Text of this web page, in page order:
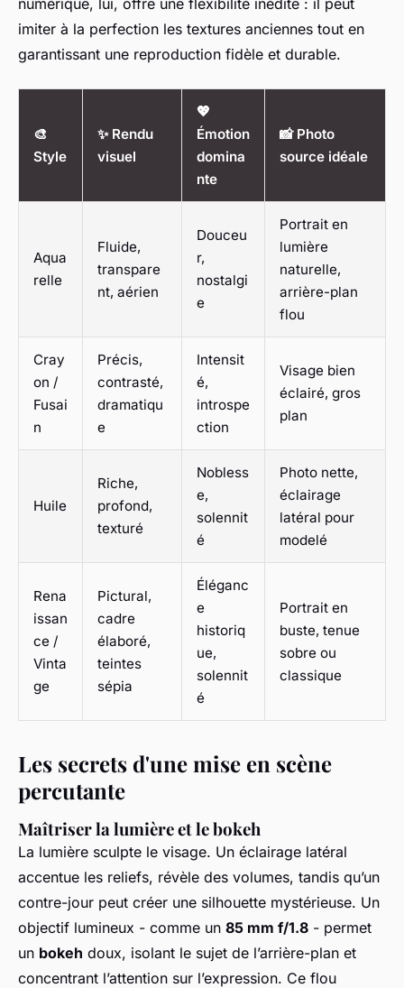
numérique, lui, offre une flexibilité inédite : il peut
imiter à la perfection les textures anciennes tout en
garantissant une reproduction fidèle et durable.
🎨
Style
✨ Rendu
visuel
💖
Émotion
domina
nte
📸 Photo
source idéale
Aqua
relle
Fluide,
transpare
nt, aérien
Douceu
r,
nostalgi
e
Portrait en
lumière
naturelle,
arrière-plan
flou
Cray
on /
Fusai
n
Précis,
contrasté,
dramatiqu
e
Intensit
é,
introspe
ction
Visage bien
éclairé, gros
plan
Huile
Riche,
profond,
texturé
Nobless
e,
solennit
é
Photo nette,
éclairage
latéral pour
modelé
Rena
issan
ce /
Vinta
ge
Pictural,
cadre
élaboré,
teintes
sépia
Éléganc
e
historiq
ue,
solennit
é
Portrait en
buste, tenue
sobre ou
classique
Les secrets d'une mise en scène
percutante
Maîtriser la lumière et le bokeh
La lumière sculpte le visage. Un éclairage latéral
accentue les reliefs, révèle des volumes, tandis qu’un
contre-jour peut créer une silhouette mystérieuse. Un
objectif lumineux - comme un 85 mm f/1.8 - permet
un bokeh doux, isolant le sujet de l’arrière-plan et
concentrant l’attention sur l’expression. Ce flou